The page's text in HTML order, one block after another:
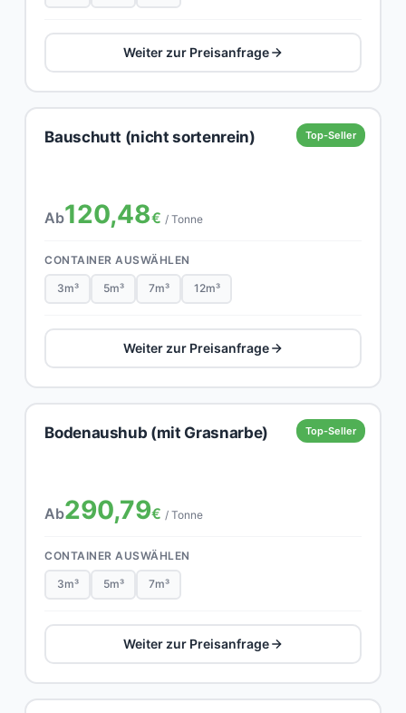
Weiter zur Preisanfrage
Top-Seller
Bauschutt (nicht sortenrein)
Ab120,48€ / Tonne
CONTAINER AUSWÄHLEN
3m³ 5m³ 7m³ 12m³
Weiter zur Preisanfrage
Top-Seller
Bodenaushub (mit Grasnarbe)
Ab290,79€ / Tonne
CONTAINER AUSWÄHLEN
3m³ 5m³ 7m³
Weiter zur Preisanfrage